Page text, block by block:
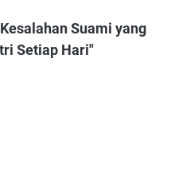
Suami yang
Setiap Hari"